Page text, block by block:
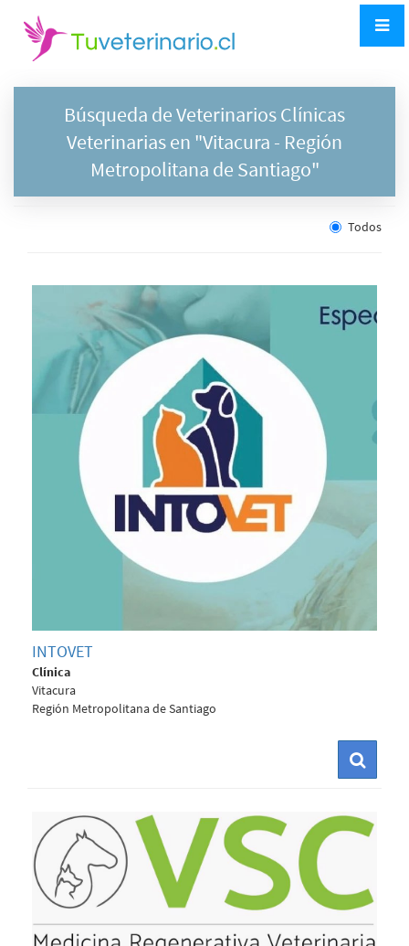
Búsqueda de Veterinarios Clínicas
Veterinarias en "Vitacura - Región
Metropolitana de Santiago"
Todos
INTOVET
Clínica
Vitacura
Región Metropolitana de Santiago